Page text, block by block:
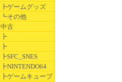
┣ゲームグッズ
┗その他
中古
┣
┣
┣SFC_SNES
┣NINTENDO64
┣ゲームキューブ